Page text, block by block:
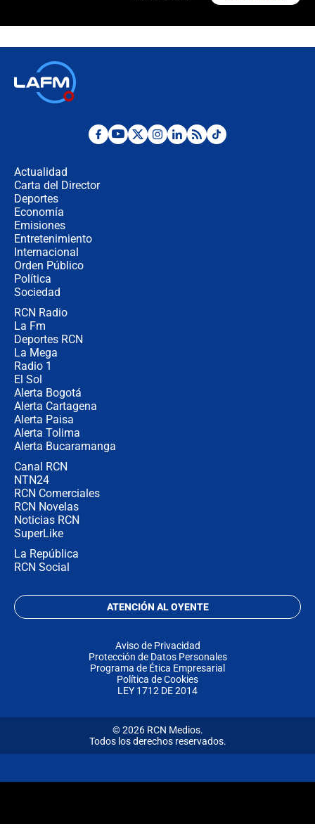
¿Por qué De la Espriella gobernará
Actualidad
Carta del Director
Deportes
Economía
Emisiones
Entretenimiento
Internacional
Orden Público
Política
Sociedad
RCN Radio
La Fm
Deportes RCN
La Mega
Radio 1
El Sol
Alerta Bogotá
Alerta Cartagena
Alerta Paisa
Alerta Tolima
Alerta Bucaramanga
Canal RCN
NTN24
RCN Comerciales
RCN Novelas
Noticias RCN
SuperLike
La República
RCN Social
ATENCIÓN AL OYENTE
Aviso de Privacidad
Protección de Datos Personales
Programa de Ética Empresarial
Política de Cookies
LEY 1712 DE 2014
© 2026 RCN Medios.
Todos los derechos reservados.